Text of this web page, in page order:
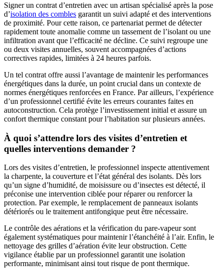
Signer un contrat d’entretien avec un artisan spécialisé après la pose
d’isolation des combles garantit un suivi adapté et des interventions
de proximité. Pour cette raison, ce partenariat permet de détecter
rapidement toute anomalie comme un tassement de l’isolant ou une
infiltration avant que l’efficacité ne décline. Ce suivi regroupe une
ou deux visites annuelles, souvent accompagnées d’actions
correctives rapides, limitées à 24 heures parfois.
Un tel contrat offre aussi l’avantage de maintenir les performances
énergétiques dans la durée, un point crucial dans un contexte de
normes énergétiques renforcées en France. Par ailleurs, l’expérience
d’un professionnel certifié évite les erreurs courantes faites en
autoconstruction. Cela protège l’investissement initial et assure un
confort thermique constant pour l’habitation sur plusieurs années.
À quoi s’attendre lors des visites d’entretien et
quelles interventions demander ?
Lors des visites d’entretien, le professionnel inspecte attentivement
la charpente, la couverture et l’état général des isolants. Dès lors
qu’un signe d’humidité, de moisissure ou d’insectes est détecté, il
préconise une intervention ciblée pour réparer ou renforcer la
protection. Par exemple, le remplacement de panneaux isolants
détériorés ou le traitement antifongique peut être nécessaire.
Le contrôle des aérations et la vérification du pare-vapeur sont
également systématiques pour maintenir l’étanchéité à l’air. Enfin, le
nettoyage des grilles d’aération évite leur obstruction. Cette
vigilance établie par un professionnel garantit une isolation
performante, minimisant ainsi tout risque de pont thermique.